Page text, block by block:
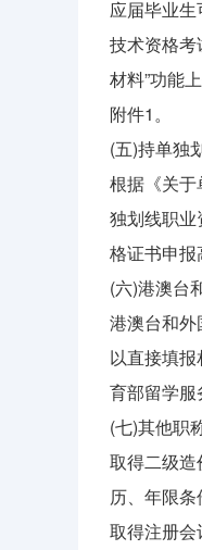
应届毕业
技术资格
材料”功能
附件1。
(五)持单独
根据《关
独划线职
格证书申报
(六)港澳台
港澳台和
以直接填
育部留学服
(七)其他职
取得二级
历、年限条
取得注册